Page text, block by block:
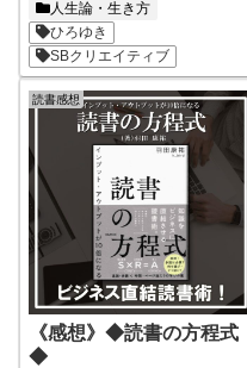
人生論・生き方
ひろゆき
SBクリエイティブ
読書感想
《感想》◆読書の方程式
◆